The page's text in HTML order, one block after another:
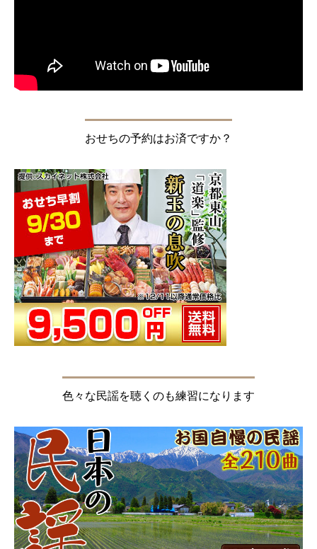
おせちの予約はお済ですか？
色々な民謡を聴くのも練習になります